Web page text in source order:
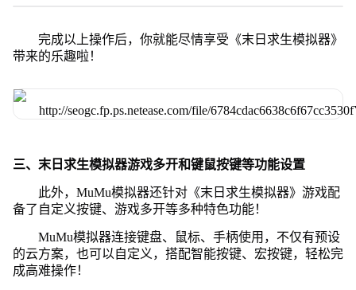
完成以上操作后，你就能尽情享受《末日求生模拟器》
带来的乐趣啦！
三、末日求生模拟器游戏多开和键鼠按键等功能设置
此外，MuMu模拟器还针对《末日求生模拟器》游戏配
备了自定义按键、游戏多开等多种特色功能！
MuMu模拟器连接键盘、鼠标、手柄使用，不仅有预设
的云方案，也可以自定义，搭配智能按键、宏按键，轻松完
成高难操作！